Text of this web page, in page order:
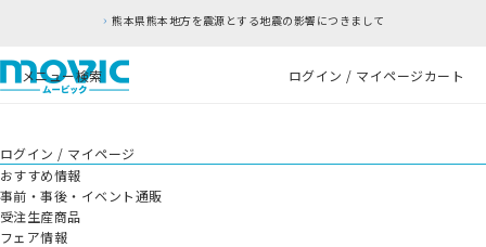
熊本県熊本地方を震源とする地震の影響につきまして
メニュー検索 ログイン / マイページカート
ログイン / マイページ
おすすめ情報
事前・事後・イベント通販
受注生産商品
フェア情報